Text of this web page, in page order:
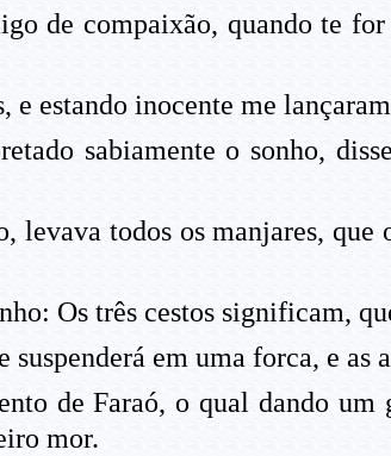
de compaixão, quando te
estando inocente me
sabiamente o sonho,
levava todos os manjares, que
Os três cestos significam,
em uma forca, e as
de Faraó, o qual dando um
mor.